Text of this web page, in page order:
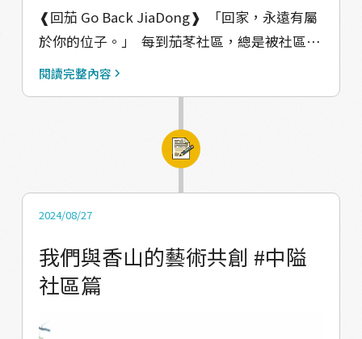
圖：https://reurl.cc/NlMmMm
照，棚拍的那一天，有人開玩笑說像是在拍學
生畢業紀念照，有人順接著說希望獨照可以作
為人生的畢業紀念照。 把生死談得很輕，是對
於人生滿足的一種表現，在海山，我們跟阿福
單位：孢子蒝設計工作室 －－－－－－－－－
－－－ 󠀠 ㊂ 個社區 X ㊂ 個藝術共創 X ㊀ 個主展
野與角落之間 Let's venture into the corners
of the fields and mountains. 󠀠󠀠 ❏ 展期起始
❰回茄 Go Back JiaDong❱ 󠀠 「回家，永遠有屬
於你的位子。」 󠀠󠀠 每到茄苳社區，總是被社區長
輩們當成自己家晚輩一般關心、投餵，將我們
作的高中矮椅凳，結合社區大哥大姐家中擁有
不同故事的木椅，爲每位來訪茄苳的朋友留個
PHOTO BY：王阿福 @wang_alf #共創單位介
境為核心，以空間設計、商品設計、策展規劃
與活動規劃為業務，蹲點香山四年，與暑期實
方。 󠀠󠀠 #策展人共創後記 這一件作品，是透過與
閱讀完整內容
2024/08/27
我們與香山的藝術共創 #中隘
社區篇